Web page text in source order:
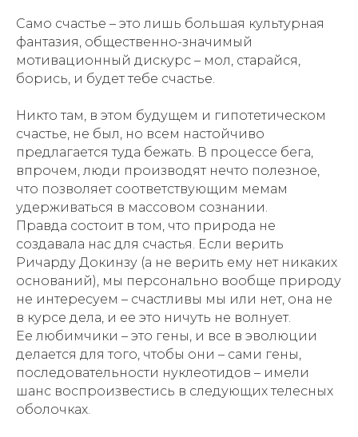
Само счастье – это лишь большая культурная
фантазия, общественно-значимый
мотивационный дискурс – мол, старайся,
борись, и будет тебе счастье.
Никто там, в этом будущем и гипотетическом
счастье, не был, но всем настойчиво
предлагается туда бежать. В процессе бега,
впрочем, люди производят нечто полезное,
что позволяет соответствующим мемам
удерживаться в массовом сознании.
Правда состоит в том, что природа не
создавала нас для счастья. Если верить
Ричарду Докинзу (а не верить ему нет никаких
оснований), мы персонально вообще природу
не интересуем – счастливы мы или нет, она не
в курсе дела, и ее это ничуть не волнует.
Ее любимчики – это гены, и все в эволюции
делается для того, чтобы они – сами гены,
последовательности нуклеотидов – имели
шанс воспроизвестись в следующих телесных
оболочках.